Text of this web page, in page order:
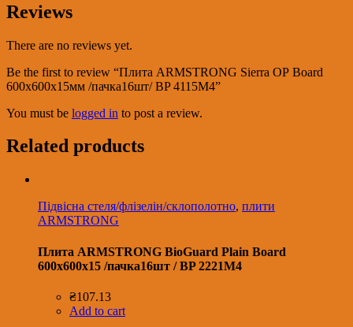
Reviews
There are no reviews yet.
Be the first to review “Плита ARMSTRONG Sierra ОР Board
600х600х15мм /пачка16шт/ BP 4115M4”
You must be logged in to post a review.
Related products
Підвісна стеля/флізелін/склополотно, плити
ARMSTRONG
Плита ARMSTRONG BioGuard Plain Board
600х600х15 /пачка16шт / BP 2221M4
₴107.13
Add to cart